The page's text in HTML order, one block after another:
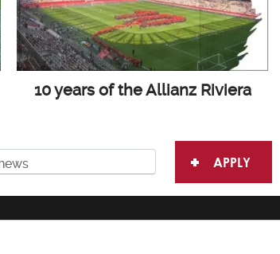
10 years of the Allianz Riviera